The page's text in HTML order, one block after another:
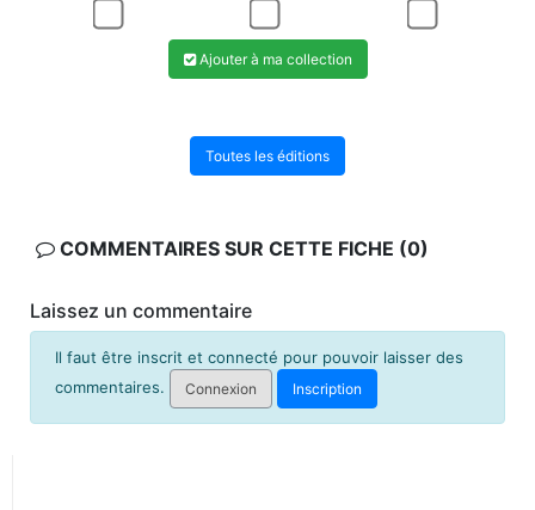
Ajouter à ma collection
Toutes les éditions
COMMENTAIRES SUR CETTE FICHE (0)
Laissez un commentaire
Il faut être inscrit et connecté pour pouvoir laisser des
commentaires.
Connexion Inscription